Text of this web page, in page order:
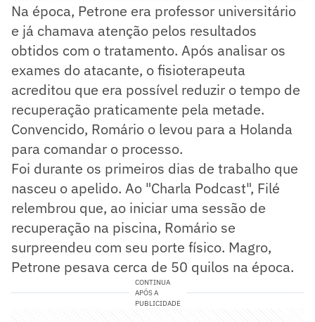
Na época, Petrone era professor universitário
e já chamava atenção pelos resultados
obtidos com o tratamento. Após analisar os
exames do atacante, o fisioterapeuta
acreditou que era possível reduzir o tempo de
recuperação praticamente pela metade.
Convencido, Romário o levou para a Holanda
para comandar o processo.
Foi durante os primeiros dias de trabalho que
nasceu o apelido. Ao "Charla Podcast", Filé
relembrou que, ao iniciar uma sessão de
recuperação na piscina, Romário se
surpreendeu com seu porte físico. Magro,
Petrone pesava cerca de 50 quilos na época.
CONTINUA
APÓS A
PUBLICIDADE